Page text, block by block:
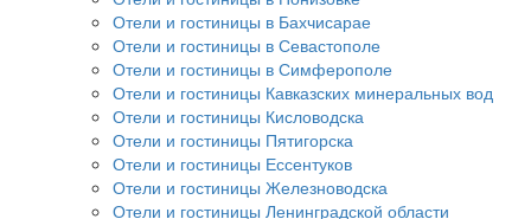
Отели и гостиницы в Бахчисарае
Отели и гостиницы в Севастополе
Отели и гостиницы в Симферополе
Отели и гостиницы Кавказских минеральных вод
Отели и гостиницы Кисловодска
Отели и гостиницы Пятигорска
Отели и гостиницы Ессентуков
Отели и гостиницы Железноводска
Отели и гостиницы Ленинградской области